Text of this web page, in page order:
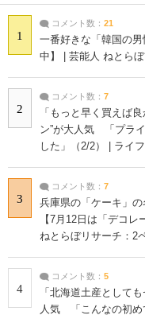
1
コメント数： 21
一番好きな「韓国の
中】 | 芸能人 ねとら
2
コメント数： 7
「もっと早く買えば
ン”が大人気 「プラ
した」（2/2） | ライ
3
コメント数： 7
兵庫県の「ケーキ」
【7月12日は「デコ
ねとらぼリサーチ：2
4
コメント数： 5
「北海道土産として
人気 「こんなの初め